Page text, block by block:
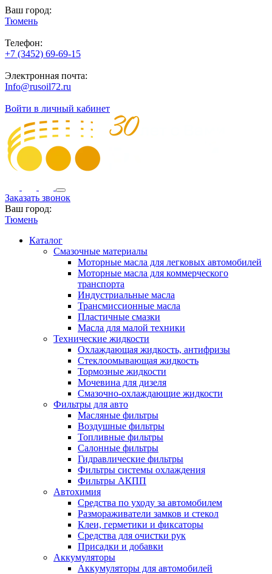
Ваш город:
Тюмень
Телефон:
+7 (3452) 69-69-15
Электронная почта:
Info@rusoil72.ru
Войти в личный кабинет
Заказать звонок
Ваш город:
Тюмень
Каталог
Смазочные материалы
Моторные масла для легковых автомобилей
Моторные масла для коммерческого
транспорта
Индустриальные масла
Трансмиссионные масла
Пластичные смазки
Масла для малой техники
Технические жидкости
Охлаждающая жидкость, антифризы
Стеклоомывающая жидкость
Тормозные жидкости
Мочевина для дизеля
Смазочно-охлаждающие жидкости
Фильтры для авто
Масляные фильтры
Воздушные фильтры
Топливные фильтры
Салонные фильтры
Гидравлические фильтры
Фильтры системы охлаждения
Фильтры АКПП
Автохимия
Средства по уходу за автомобилем
Размораживатели замков и стекол
Клеи, герметики и фиксаторы
Средства для очистки рук
Присадки и добавки
Аккумуляторы
Аккумуляторы для автомобилей